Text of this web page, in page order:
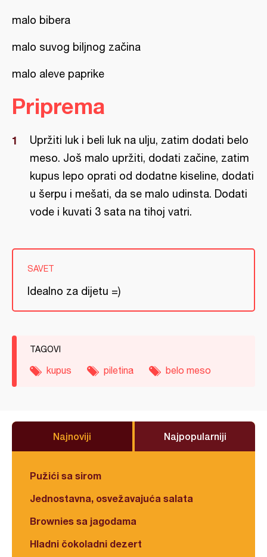
malo bibera
malo suvog biljnog začina
malo aleve paprike
Priprema
Upržiti luk i beli luk na ulju, zatim dodati belo
meso. Još malo upržiti, dodati začine, zatim
kupus lepo oprati od dodatne kiseline, dodati
u šerpu i mešati, da se malo udinsta. Dodati
vode i kuvati 3 sata na tihoj vatri.
SAVET
Idealno za dijetu =)
TAGOVI
kupus piletina belo meso
Najnoviji Najpopularniji
Pužići sa sirom
Jednostavna, osvežavajuća salata
Brownies sa jagodama
Hladni čokoladni dezert